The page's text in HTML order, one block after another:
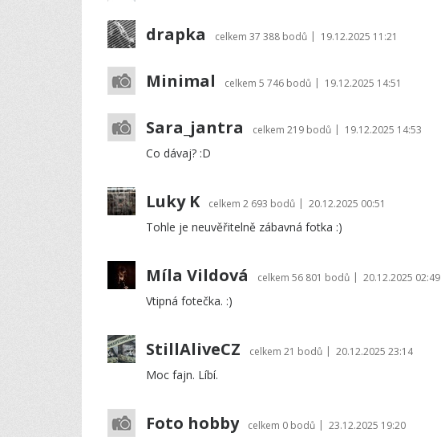
drapka celkem 37 388 bodů | 19.12.2025 11:21
Minimal celkem 5 746 bodů | 19.12.2025 14:51
Sara_jantra celkem 219 bodů | 19.12.2025 14:53
Co dávaj? :D
Luky K celkem 2 693 bodů | 20.12.2025 00:51
Tohle je neuvěřitelně zábavná fotka :)
Míla Vildová celkem 56 801 bodů | 20.12.2025 02:49
Vtipná fotečka. :)
StillAliveCZ celkem 21 bodů | 20.12.2025 23:14
Moc fajn. Líbí.
Foto hobby celkem 0 bodů | 23.12.2025 19:20